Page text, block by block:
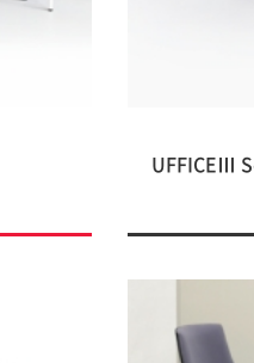
UFFICEⅢ